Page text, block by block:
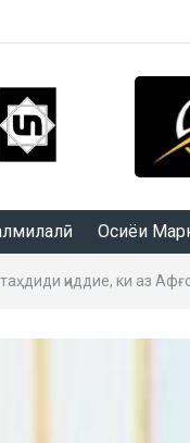
Осиёи
ҷиддие, ки аз